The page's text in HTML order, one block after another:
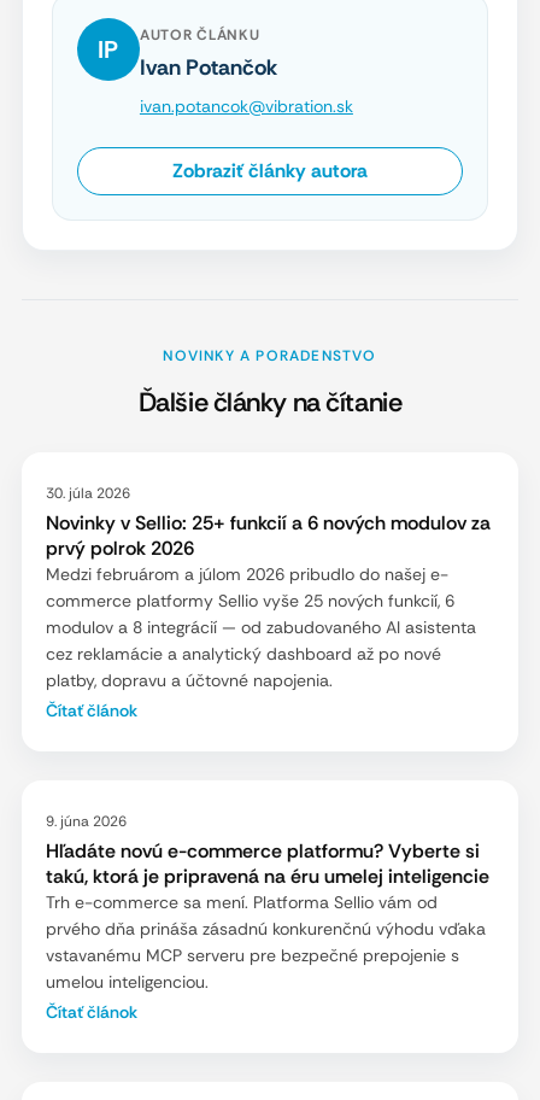
IP AUTOR ČLÁNKU
Ivan Potančok
ivan.potancok@vibration.sk
Zobraziť články autora
NOVINKY A PORADENSTVO
Ďalšie články na čítanie
30. júla 2026
Novinky v Sellio: 25+ funkcií a 6 nových modulov za
prvý polrok 2026
Medzi februárom a júlom 2026 pribudlo do našej e-
commerce platformy Sellio vyše 25 nových funkcií, 6
modulov a 8 integrácií — od zabudovaného AI asistenta
cez reklamácie a analytický dashboard až po nové
platby, dopravu a účtovné napojenia.
Čítať článok
9. júna 2026
Hľadáte novú e-commerce platformu? Vyberte si
takú, ktorá je pripravená na éru umelej inteligencie
Trh e-commerce sa mení. Platforma Sellio vám od
prvého dňa prináša zásadnú konkurenčnú výhodu vďaka
vstavanému MCP serveru pre bezpečné prepojenie s
umelou inteligenciou.
Čítať článok